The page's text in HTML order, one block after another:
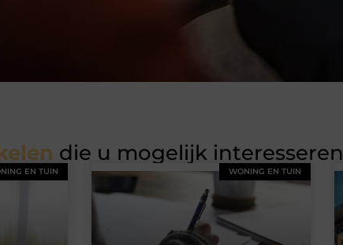
die u mogelijk interesseren
EN TUIN WONING EN TUIN